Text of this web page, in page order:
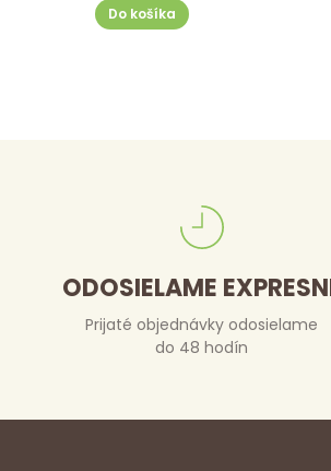
Do košíka
ODOSIELAME
Prijaté objednávky odosielame
do 48 hodín